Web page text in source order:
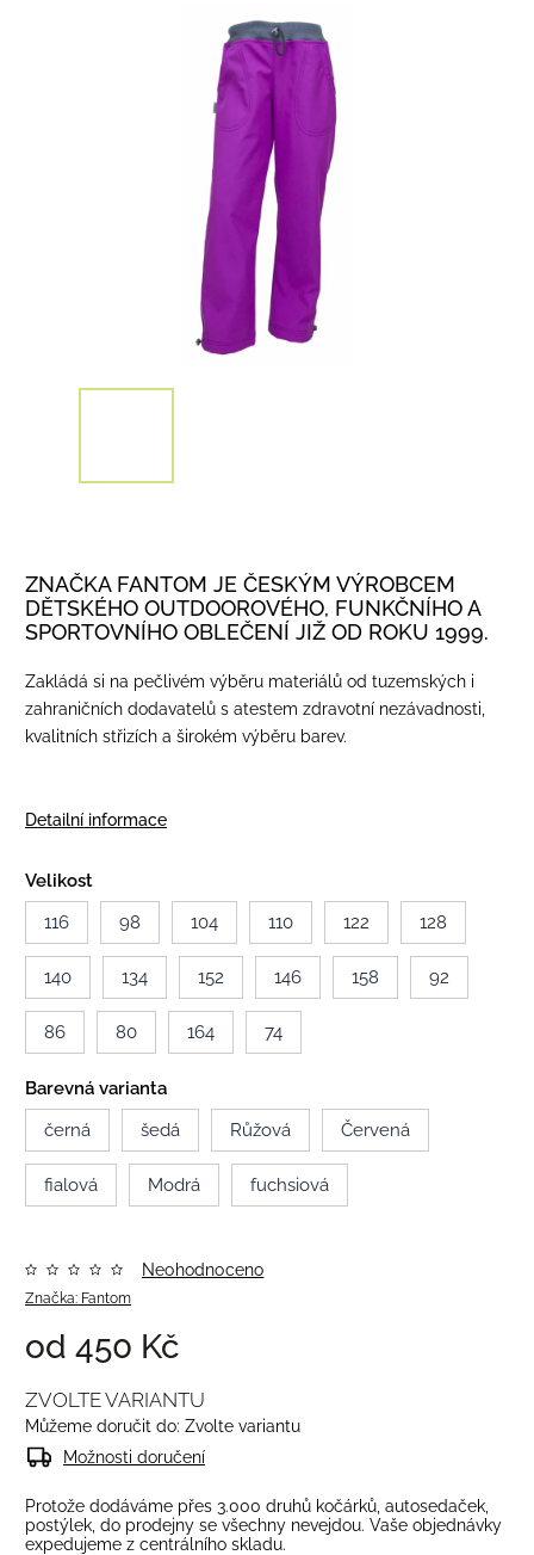
ZNAČKA FANTOM JE ČESKÝM VÝROBCEM
DĚTSKÉHO OUTDOOROVÉHO, FUNKČNÍHO A
SPORTOVNÍHO OBLEČENÍ JIŽ OD ROKU 1999.
Zakládá si na pečlivém výběru materiálů od tuzemských i
zahraničních dodavatelů s atestem zdravotní nezávadnosti,
kvalitních střizích a širokém výběru barev.
Detailní informace
Velikost
116
98 104 110 122 128
140 134 152 146 158 92
86 80 164 74
Barevná varianta
černá
šedá Růžová Červená
fialová Modrá fuchsiová
Značka: Fantom
Neohodnoceno
od 450 Kč
ZVOLTE VARIANTU
Můžeme doručit do: Zvolte variantu
Možnosti doručení
Protože dodáváme přes 3.000 druhů kočárků, autosedaček,
postýlek, do prodejny se všechny nevejdou. Vaše objednávky
expedujeme z centrálního skladu.